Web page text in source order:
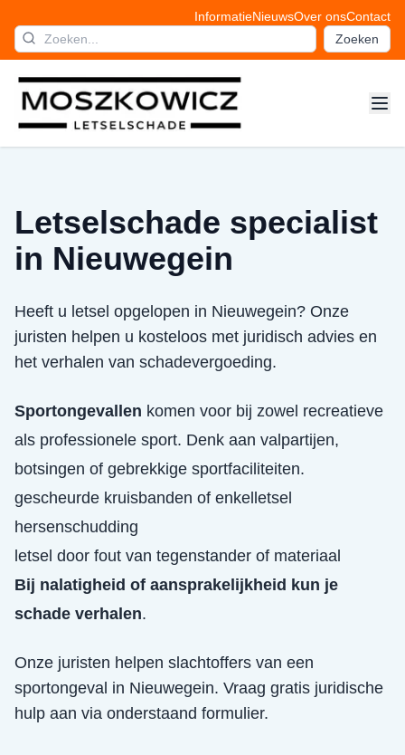
InformatieNieuwsOver onsContact
Zoeken
Letselschade specialist
in Nieuwegein
Heeft u letsel opgelopen in Nieuwegein? Onze
juristen helpen u kosteloos met juridisch advies en
het verhalen van schadevergoeding.
Sportongevallen komen voor bij zowel recreatieve
als professionele sport. Denk aan valpartijen,
botsingen of gebrekkige sportfaciliteiten.
gescheurde kruisbanden of enkelletsel
hersenschudding
letsel door fout van tegenstander of materiaal
Bij nalatigheid of aansprakelijkheid kun je
schade verhalen.
Onze juristen helpen slachtoffers van een
sportongeval in Nieuwegein. Vraag gratis juridische
hulp aan via onderstaand formulier.